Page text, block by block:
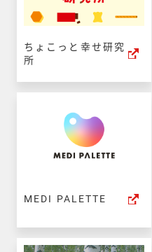
ちょこっと幸せ研究
所
MEDI PALETTE